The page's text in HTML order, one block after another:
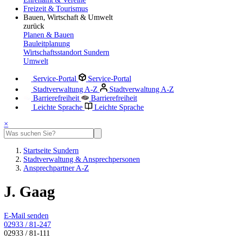
Freizeit & Tourismus
Bauen, Wirtschaft & Umwelt
zurück
Planen & Bauen
Bauleitplanung
Wirtschaftsstandort Sundern
Umwelt
Service-Portal
Service-Portal
Stadtverwaltung A-Z
Stadtverwaltung A-Z
Barrierefreiheit
Barrierefreiheit
Leichte Sprache
Leichte Sprache
×
Startseite Sundern
Stadtverwaltung & Ansprechpersonen
Ansprechpartner A-Z
J. Gaag
E-Mail senden
02933 / 81-247
02933 / 81-111